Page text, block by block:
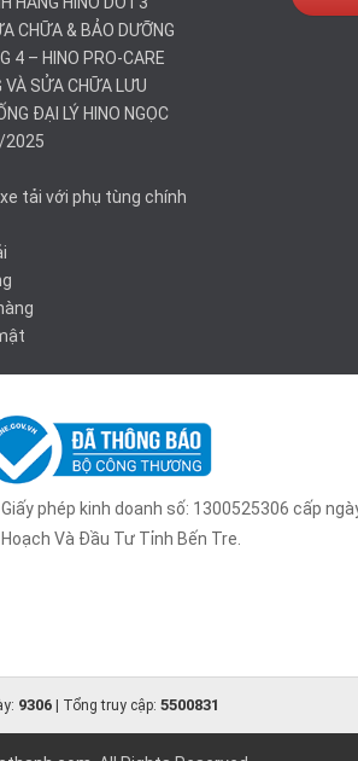
CHỮA & BẢO DƯỠNG
4 – HINO PRO-CARE
VÀ SỬA CHỮA LƯU
ĐẠI LÝ HINO NGỌC
2025
tải với phụ tùng chính
Giấy phép kinh doanh số: 1300525306 cấp
Hoạch Và Đầu Tư Tỉnh Bến Tre.
9306| Tổng truy cập: 5500831